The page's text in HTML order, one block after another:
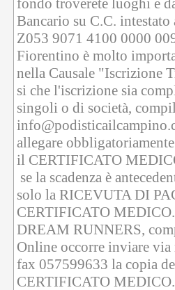
fondo troverete luoghi e
Bancario su C.C.
Z053 9071 4100 0000
Fiorentino è molto
nella Causale "Iscrizione
si che l'iscrizione sia
singoli o di società,
allegare
il CERTIFICATO
se la scadenza è
solo la RICEVUTA DI
CERTIFICATO
DREAM RUNNERS,
Online occorre inviare
fax 057599633 la copia
CERTIFICATO